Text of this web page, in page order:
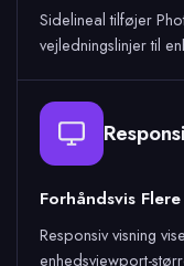
Sidelineal tilføjer
vejledningslinjer til
Forhåndsvis
Responsiv visning
enhedsviewport-